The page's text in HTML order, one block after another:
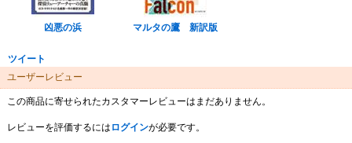
凶悪の浜 マルタの鷹 新訳版
ツイート
ユーザーレビュー
この商品に寄せられたカスタマーレビューはまだありません。
レビューを評価するには ログインが必要です。